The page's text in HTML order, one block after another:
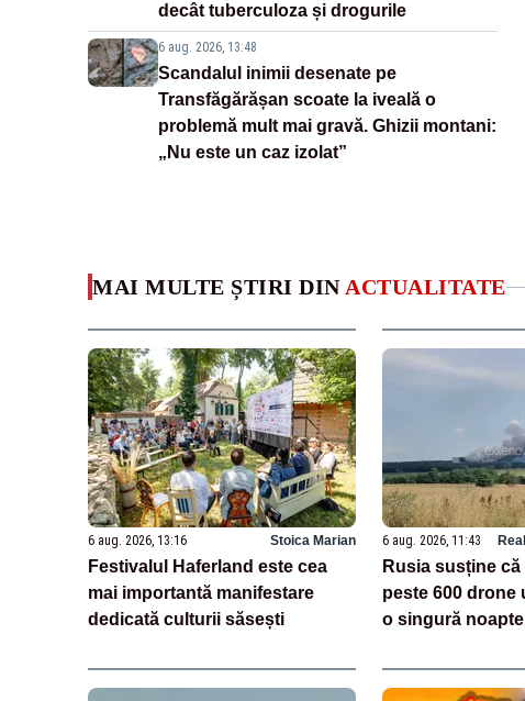
decât tuberculoza și drogurile
6 aug. 2026, 13:48
Scandalul inimii desenate pe
Transfăgărășan scoate la iveală o
problemă mult mai gravă. Ghizii montani:
„Nu este un caz izolat”
MAI MULTE ȘTIRI DIN ACTUALITATE
6 aug. 2026, 13:16 Stoica Marian
Festivalul Haferland este cea
mai importantă manifestare
dedicată culturii săsești
6 aug. 2026, 11:43
Rusia susține
peste 600 drone
o singură
VIDEO